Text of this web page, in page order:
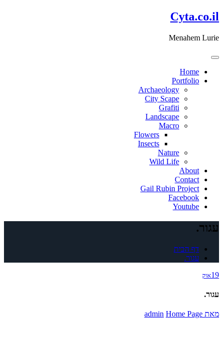
דלג
לתוכן
Cyta.co.il
Menahem Lurie
Home
Portfolio
Archaeology
City Scape
Grafiti
Landscape
Macro
Flowers
Insects
Nature
Wild Life
About
Contact
Gail Rubin Project
Facebook
Youtube
עגור.
דף הבית
עגור.
19אוק
עגור.
מאת admin Home Page